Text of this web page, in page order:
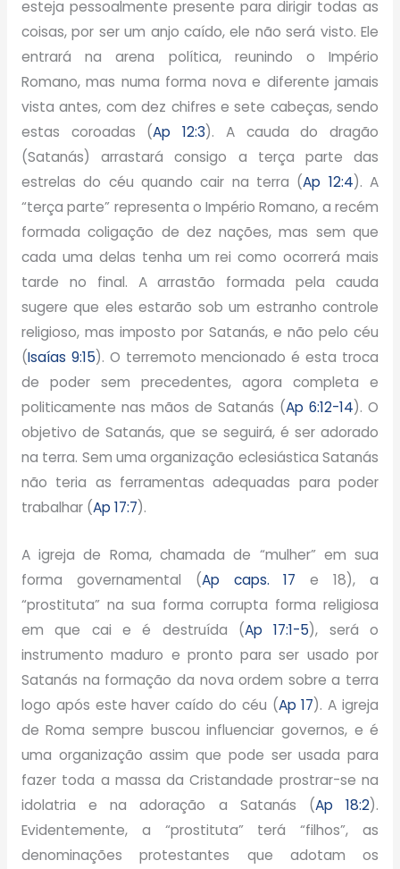
esteja pessoalmente presente para dirigir todas as
coisas, por ser um anjo caído, ele não será visto. Ele
entrará na arena política, reunindo o Império
Romano, mas numa forma nova e diferente jamais
vista antes, com dez chifres e sete cabeças, sendo
estas coroadas (Ap 12:3). A cauda do dragão
(Satanás) arrastará consigo a terça parte das
estrelas do céu quando cair na terra (Ap 12:4). A
“terça parte” representa o Império Romano, a recém
formada coligação de dez nações, mas sem que
cada uma delas tenha um rei como ocorrerá mais
tarde no final. A arrastão formada pela cauda
sugere que eles estarão sob um estranho controle
religioso, mas imposto por Satanás, e não pelo céu
(Isaías 9:15). O terremoto mencionado é esta troca
de poder sem precedentes, agora completa e
politicamente nas mãos de Satanás (Ap 6:12-14). O
objetivo de Satanás, que se seguirá, é ser adorado
na terra. Sem uma organização eclesiástica Satanás
não teria as ferramentas adequadas para poder
trabalhar (Ap 17:7).
A igreja de Roma, chamada de “mulher” em sua
forma governamental (Ap caps. 17 e 18), a
“prostituta” na sua forma corrupta forma religiosa
em que cai e é destruída (Ap 17:1-5), será o
instrumento maduro e pronto para ser usado por
Satanás na formação da nova ordem sobre a terra
logo após este haver caído do céu (Ap 17). A igreja
de Roma sempre buscou influenciar governos, e é
uma organização assim que pode ser usada para
fazer toda a massa da Cristandade prostrar-se na
idolatria e na adoração a Satanás (Ap 18:2).
Evidentemente, a “prostituta” terá “filhos”, as
denominações protestantes que adotam os